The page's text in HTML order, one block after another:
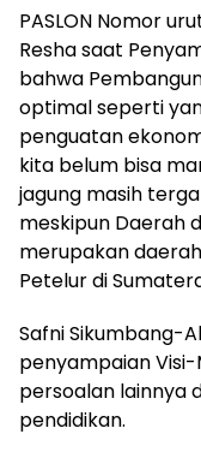
PASLON Nomor
Resha saat
bahwa
optimal seperti
penguatan
kita belum bisa
jagung masih
meskipun Daerah
merupakan
Petelur di
Safni Sikumbang-
penyampaian
persoalan lainnya
pendidikan.